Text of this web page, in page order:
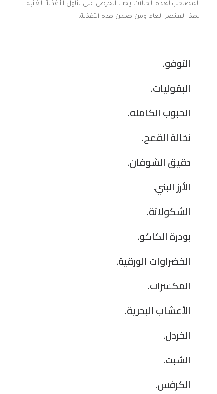
المصاحب لهذه الحالات يجب الحرص على تناول الأغذية الغنية
بهذا العنصر الهام ومن ضمن هذه الأغذية:
التوفو.
البقوليات.
الحبوب الكاملة.
نخالة القمح.
دقيق الشوفان.
الأرز البني.
الشكولاتة.
بودرة الكاكو.
الخضراوات الورقية.
المكسرات.
الأعشاب البحرية.
الخردل.
الشبت.
الكرفس.